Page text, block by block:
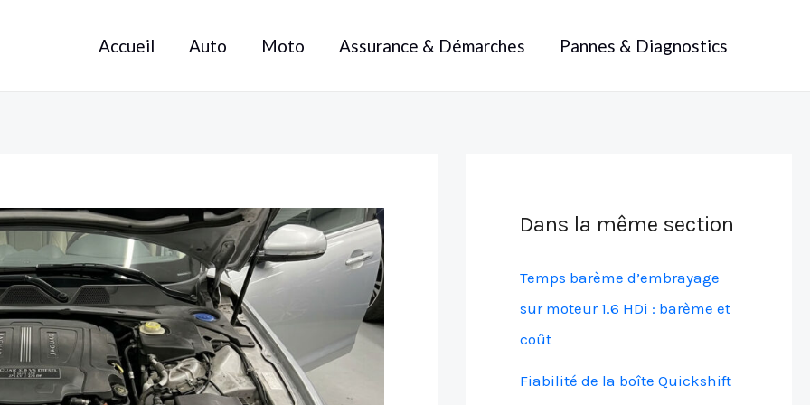
Accueil Auto Moto Assurance & Démarches Pannes & Diagnostics
Dans la même section
Temps barème d’embrayage
sur moteur 1.6 HDi : barème et
coût
Fiabilité de la boîte Quickshift